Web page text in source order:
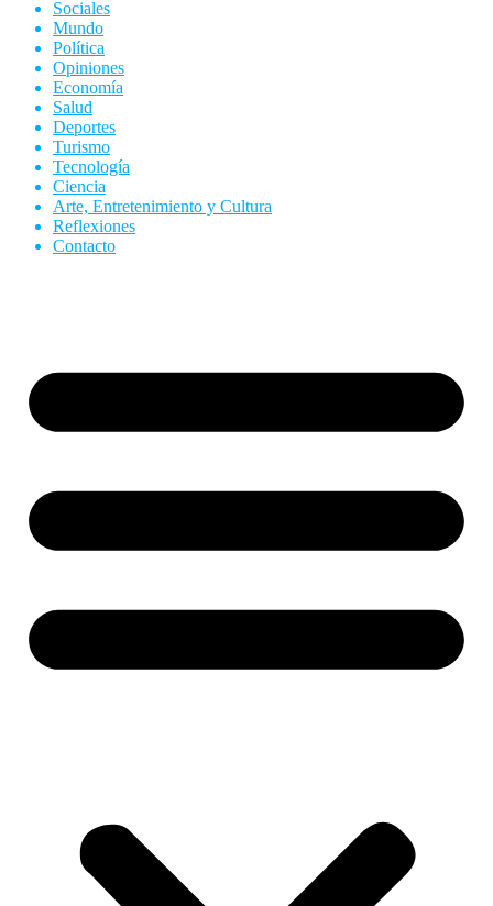
Sociales
Mundo
Política
Opiniones
Economía
Salud
Deportes
Turismo
Tecnología
Ciencia
Arte, Entretenimiento y Cultura
Reflexiones
Contacto